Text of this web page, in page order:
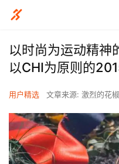
以时尚为运动精神
以CHI为原则的
用户精选 文章来源: 激烈的花椒